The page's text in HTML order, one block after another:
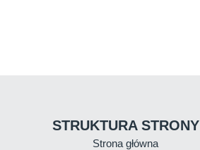
STRUKTURA STRONY
Strona główna